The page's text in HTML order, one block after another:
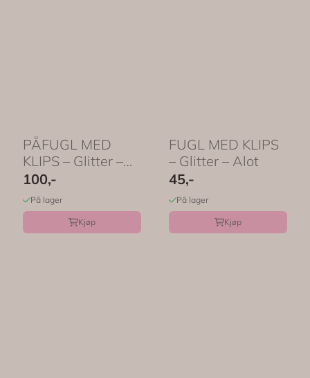
PÅFUGL MED
KLIPS – Glitter –
Creme – Alot
100,-
På lager
Kjøp
FUGL MED KLIPS
– Glitter – Alot
45,-
På lager
Kjøp